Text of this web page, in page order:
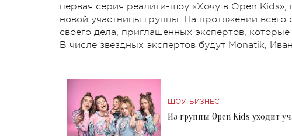
первая серия реалити-шоу «Хочу в Open
новой участницы группы. На протяжении всего
своего дела, приглашенных экспертов,
В числе звездных экспертов будут Monatik,
ШОУ-БИЗНЕС
Из группы Open Kids уходит